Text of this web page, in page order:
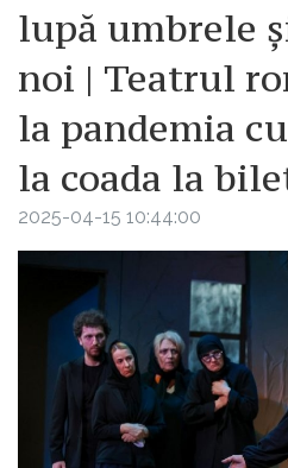
lupă umbrele
noi | Teatrul
la pandemia
la coada la
2025-04-15 10:44:00